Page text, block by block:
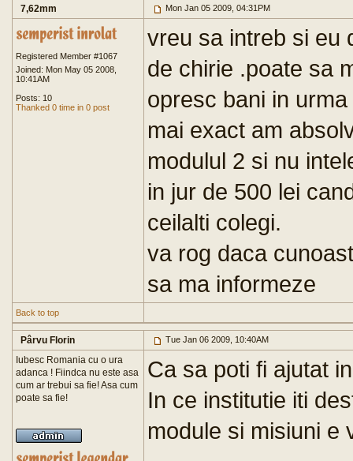
7,62mm Mon Jan 05 2009, 04:31PM
Registered Member #1067
Joined: Mon May 05 2008,
10:41AM
Posts: 10
Thanked 0 time in 0 post
vreu sa intreb si eu
de chirie .poate sa
opresc bani in
mai exact am
modulul 2 si nu
in jur de 500 lei
ceilalti colegi.
va rog daca
sa ma informeze
Back to top
Pârvu Florin Tue Jan 06 2009, 10:40AM
Iubesc Romania cu o ura
adanca ! Fiindca nu este asa
cum ar trebui sa fie! Asa cum
poate sa fie!
Ca sa poti fi ajutat
In ce institutie iti
module si misiuni e